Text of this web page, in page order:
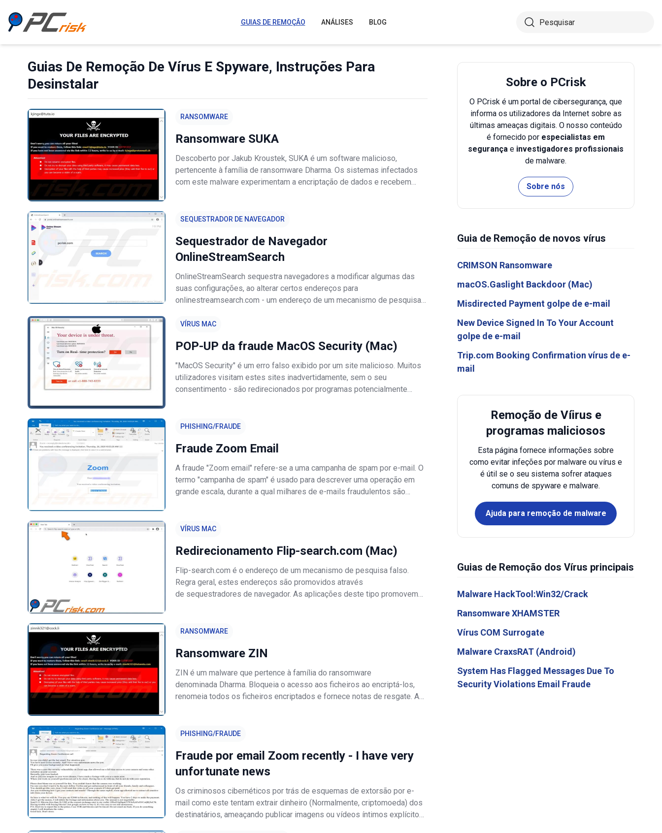
GUIAS DE REMOÇÃO ANÁLISES BLOG
Guias De Remoção De Vírus E Spyware, Instruções Para
Desinstalar
RANSOMWARE
Ransomware SUKA
Descoberto por Jakub Kroustek, SUKA é um software malicioso,
pertencente à família de ransomware Dharma. Os sistemas infectados
com este malware experimentam a encriptação de dados e recebem
SEQUESTRADOR DE NAVEGADOR
Sequestrador de Navegador
OnlineStreamSearch
OnlineStreamSearch sequestra navegadores a modificar algumas das
suas configurações, ao alterar certos endereços para
onlinestreamsearch.com - um endereço de um mecanismo de pesquisa
também recolha dados de navegação. Normalme
VÍRUS MAC
POP-UP da fraude MacOS Security (Mac)
"MacOS Security" é um erro falso exibido por um site malicioso. Muitos
utilizadores visitam estes sites inadvertidamente, sem o seu
consentimento - são redirecionados por programas potencialmente
PHISHING/FRAUDE
Fraude Zoom Email
A fraude "Zoom email" refere-se a uma campanha de spam por e-mail. O
termo "campanha de spam" é usado para descrever uma operação em
grande escala, durante a qual milhares de e-mails fraudulentos são
VÍRUS MAC
Redirecionamento Flip-search.com (Mac)
Flip-search.com é o endereço de um mecanismo de pesquisa falso.
Regra geral, estes endereços são promovidos através
de sequestradores de navegador. As aplicações deste tipo promovem
RANSOMWARE
Ransomware ZIN
ZIN é um malware que pertence à família do ransomware
denominada Dharma. Bloqueia o acesso aos ficheiros ao encriptá-los,
renomeia todos os ficheiros encriptados e fornece notas de resgate. A
PHISHING/FRAUDE
Fraude por email Zoom recently - I have very
unfortunate news
Os criminosos cibernéticos por trás de esquemas de extorsão por e-
mail como este tentam extrair dinheiro (Normalmente, criptomoeda) dos
destinatários, ameaçando publicar imagens ou vídeos íntimos explícitos
Sobre o PCrisk
O PCrisk é um portal de cibersegurança, que
informa os utilizadores da Internet sobre as
últimas ameaças digitais. O nosso conteúdo
é fornecido por especialistas em
segurança e investigadores profissionais
de malware.
Sobre nós
Guia de Remoção de novos vírus
CRIMSON Ransomware
macOS.Gaslight Backdoor (Mac)
Misdirected Payment golpe de e-mail
New Device Signed In To Your Account
golpe de e-mail
Trip.com Booking Confirmation vírus de e-
mail
Remoção de Víirus e
programas maliciosos
Esta página fornece informações sobre
como evitar infeções por malware ou vírus e
é útil se o seu sistema sofrer ataques
comuns de spyware e malware.
Ajuda para remoção de malware
Guias de Remoção dos Vírus principais
Malware HackTool:Win32/Crack
Ransomware XHAMSTER
Vírus COM Surrogate
Malware CraxsRAT (Android)
System Has Flagged Messages Due To
Security Violations Email Fraude